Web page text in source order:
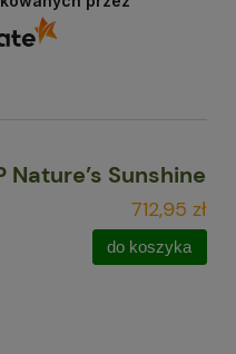
Nature’s Sunshine
712,95 zł
do koszyka